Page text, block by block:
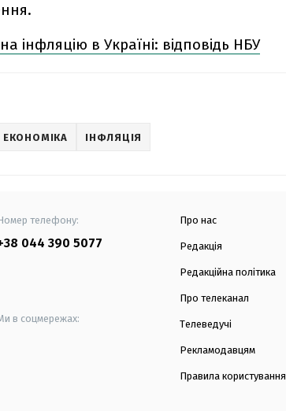
інфляцію в Україні: відповідь НБУ
ЕКОНОМІКА ІНФЛЯЦІЯ
телефону:
044 390 5077
в соцмережах:
Про нас
Редакція
Редакційна політика
Про телеканал
Телеведучі
Рекламодавцям
Правила користування